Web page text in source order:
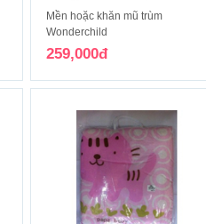
Mền hoặc khăn mũ trùm
Wonderchild
259,000đ